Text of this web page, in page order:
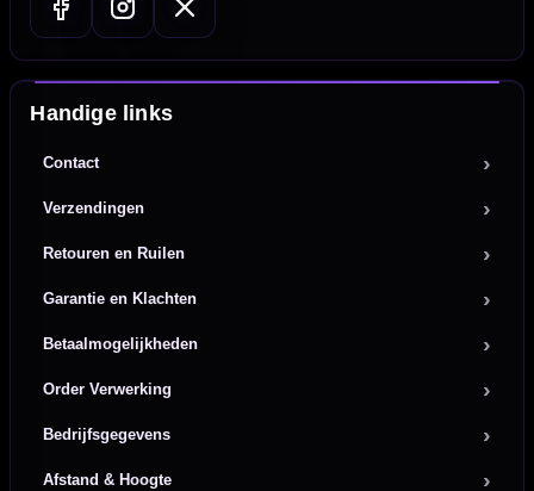
Handige links
Contact
Verzendingen
Retouren en Ruilen
Garantie en Klachten
Betaalmogelijkheden
Order Verwerking
Bedrijfsgegevens
Afstand & Hoogte